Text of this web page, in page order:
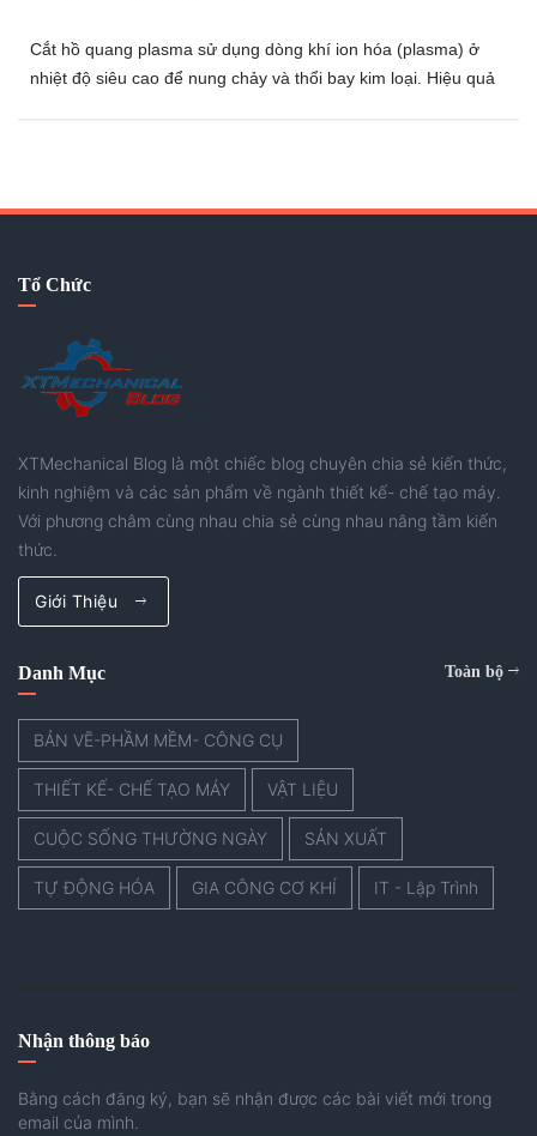
Cắt hồ quang plasma sử dụng dòng khí ion hóa (plasma) ở
nhiệt độ siêu cao để nung chảy và thổi bay kim loại. Hiệu quả
yêu cầu độ chính xác cao.
Tổ Chức
XTMechanical Blog là một chiếc blog chuyên chia sẻ kiến thức,
kinh nghiệm và các sản phẩm về ngành thiết kế- chế tạo máy.
Với phương châm cùng nhau chia sẻ cùng nhau nâng tầm kiến
thức.
Giới Thiệu
Danh Mục Toàn bộ
BẢN VẼ-PHẦM MỀM- CÔNG CỤ
THIẾT KẾ- CHẾ TẠO MÁY VẬT LIỆU
CUỘC SỐNG THƯỜNG NGÀY SẢN XUẤT
TỰ ĐỘNG HÓA GIA CÔNG CƠ KHÍ IT - Lập Trình
Nhận thông báo
Bằng cách đăng ký, bạn sẽ nhận được các bài viết mới trong
email của mình.